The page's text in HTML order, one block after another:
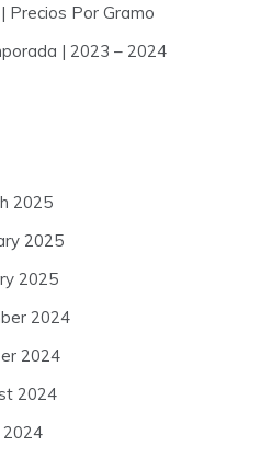
Precios Por Gramo
| 2023 – 2024
2025
2025
2025
2024
2024
2024
2024